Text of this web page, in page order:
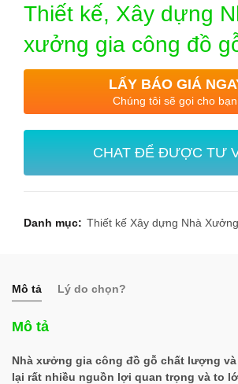
Thiết kế, Xây dựng
xưởng gia công đồ
LẤY BÁO GIÁ
Chúng tôi sẽ gọi cho
CHAT ĐỂ ĐƯỢC TƯ
Danh mục: Thiết kế Xây dựng Nhà Xưởng
Mô tả Lý do chọn?
Mô tả
Nhà xưởng gia công đồ gỗ chất lượng và
lại rất nhiều nguồn lợi quan trọng và to